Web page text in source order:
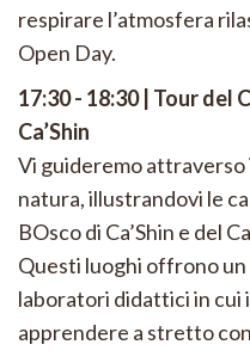
respirare l’atmosfera
Open Day.
17:30 - 18:30 | Tour del
Ca’Shin
Vi guideremo attraverso
natura, illustrandovi le
BOsco di Ca’Shin e del
Questi luoghi offrono
laboratori didattici in cui
apprendere a stretto